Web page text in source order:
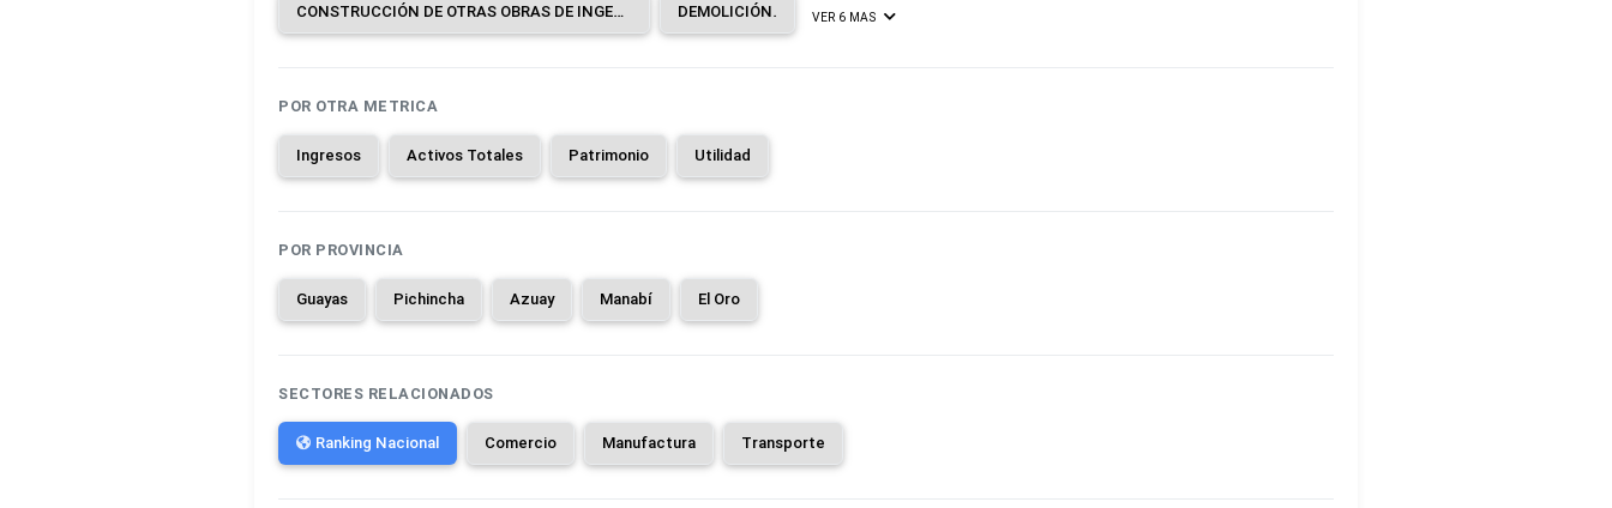
CONSTRUCCIÓN DE OTRAS OBRAS DE INGENIERÍA CIVIL. DEMOLICIÓN. VER 6 MAS
POR OTRA METRICA
Ingresos Activos Totales Patrimonio Utilidad
POR PROVINCIA
Guayas Pichincha Azuay Manabí El Oro
SECTORES RELACIONADOS
Ranking Nacional Comercio Manufactura Transporte